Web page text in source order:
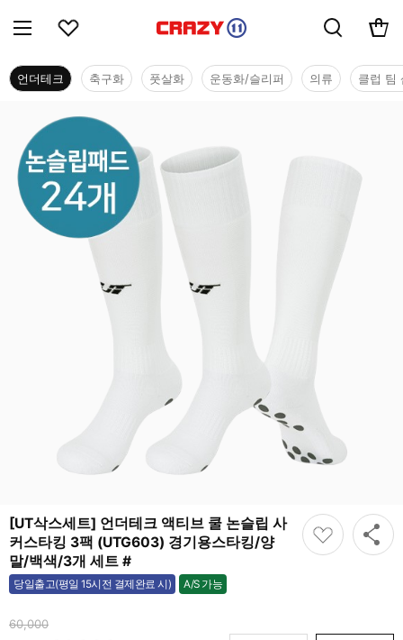
언더테크 축구화 풋살화 운동화/슬리퍼 의류 클럽 팀
[UT삭스세트] 언더테크 액티브 쿨 논슬립 사
커스타킹 3팩 (UTG603) 경기용스타킹/양
말/백색/3개 세트 #
당일출고(평일 15시전 결제완료 시) A/S 가능
가능
60,000